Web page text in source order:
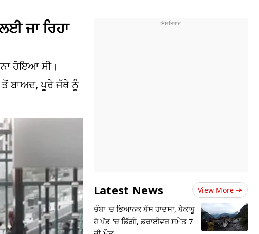
ਜਾ ਰਿਹਾ
ਹੋਇਆ ਸੀ।
ਤੋਂ ਬਾਅਦ, ਪੂਰੇ ਜੱਥੇ ਨੂੰ
Latest News View More
ਚੰਬਾ 'ਚ ਭਿਆਨਕ ਬੱਸ ਹਾਦਸਾ, ਬੇਕਾਬੂ
ਹੋ ਖੱਡ 'ਚ ਡਿੱਗੀ, ਡਰਾਈਵਰ ਸਮੇਤ 7